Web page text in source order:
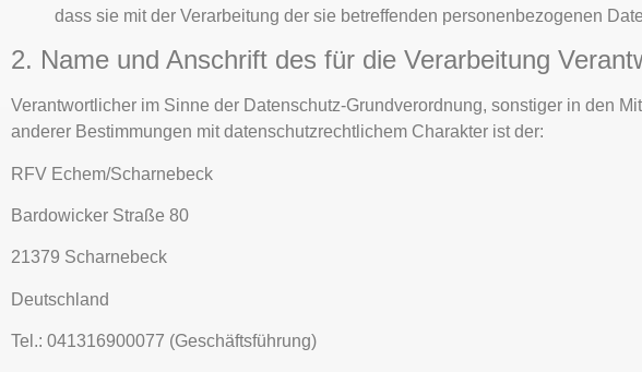
dass sie mit der Verarbeitung der sie betreffenden personenbezogenen
2. Name und Anschrift des für die Verarbeitung
Verantwortlicher im Sinne der Datenschutz-Grundverordnung, sonstiger in den
anderer Bestimmungen mit datenschutzrechtlichem Charakter ist der:
RFV Echem/Scharnebeck
Bardowicker Straße 80
21379 Scharnebeck
Deutschland
Tel.: 041316900077 (Geschäftsführung)